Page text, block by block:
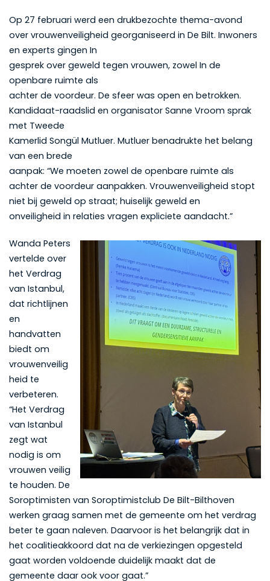
Op 27 februari werd een drukbezochte thema-avond
over vrouwenveiligheid georganiseerd in De Bilt. Inwoners
en experts gingen In
gesprek over geweld tegen vrouwen, zowel In de
openbare ruimte als
achter de voordeur. De sfeer was open en betrokken.
Kandidaat-raadslid en organisator Sanne Vroom sprak
met Tweede
Kamerlid Songül Mutluer. Mutluer benadrukte het belang
van een brede
aanpak: “We moeten zowel de openbare ruimte als
achter de voordeur aanpakken. Vrouwenveiligheid stopt
niet bij geweld op straat; huiselijk geweld en
onveiligheid in relaties vragen expliciete aandacht.”
Wanda Peters
vertelde over
het Verdrag
van Istanbul,
dat richtlijnen
en
handvatten
biedt om
vrouwenveilig
heid te
verbeteren.
“Het Verdrag
van Istanbul
zegt wat
nodig is om
vrouwen veilig
te houden. De
Soroptimisten van Soroptimistclub De Bilt-Bilthoven
werken graag samen met de gemeente om het verdrag
beter te gaan naleven. Daarvoor is het belangrijk dat in
het coalitieakkoord dat na de verkiezingen opgesteld
gaat worden voldoende duidelijk maakt dat de
gemeente daar ook voor gaat.”